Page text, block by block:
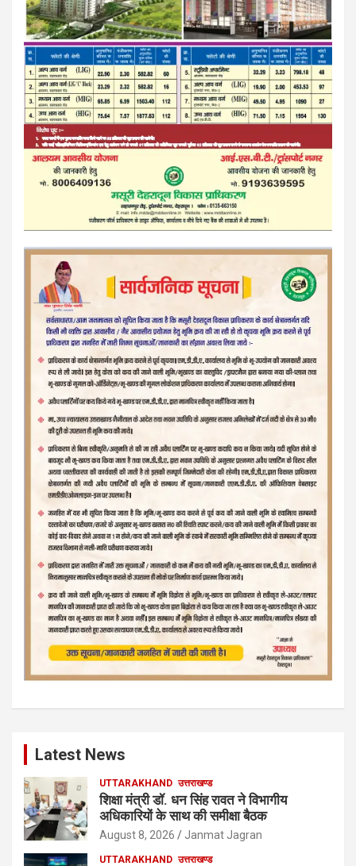
Latest News
UTTARAKHAND उत्तराखण्ड
शिक्षा मंत्री डॉ. धन सिंह रावत ने विभागीय
अधिकारियों के साथ की समीक्षा बैठक
August 8, 2026 Janmat Jagran
UTTARAKHAND उत्तराखण्ड